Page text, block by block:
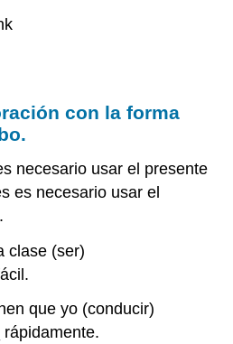
con la forma
necesario usar el presente
es necesario usar el
clase (ser)
que yo (conducir)
rápidamente.